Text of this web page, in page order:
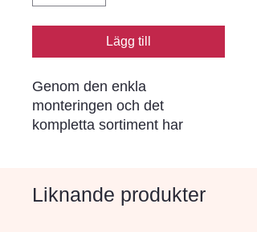
Lägg till
Genom den enkla
monteringen och det
kompletta sortiment har
rostskyddade stålspikar (ej i
Liknande produkter